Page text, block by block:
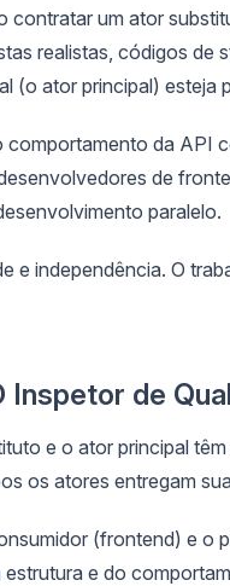
contratar um ator
realistas, códigos de
(o ator principal) esteja
da API
de
paralelo.
e independência. O
de
e o ator principal
os atores entregam
(frontend) e o
e do